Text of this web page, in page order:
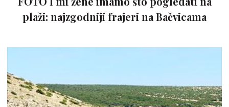
plaži: najzgodniji frajeri na Bačvicama